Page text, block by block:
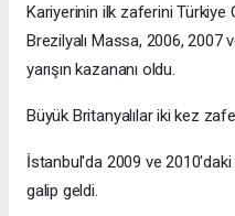
Kariyerinin ilk zaferini Türkiye
Brezilyalı Massa, 2006, 2007
yarışın kazananı oldu.
Büyük Britanyalılar iki kez
İstanbul'da 2009 ve 2010'daki
galip geldi.